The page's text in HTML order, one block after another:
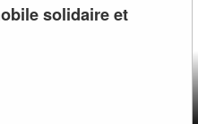
solidaire et